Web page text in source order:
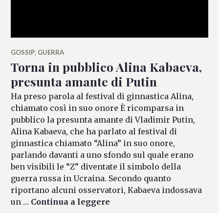
GOSSIP, GUERRA
Torna in pubblico Alina Kabaeva,
presunta amante di Putin
Ha preso parola al festival di ginnastica Alina,
chiamato così in suo onore È ricomparsa in
pubblico la presunta amante di Vladimir Putin,
Alina Kabaeva, che ha parlato al festival di
ginnastica chiamato “Alina” in suo onore,
parlando davanti a uno sfondo sul quale erano
ben visibili le “Z” diventate il simbolo della
guerra russa in Ucraina. Secondo quanto
riportano alcuni osservatori, Kabaeva indossava
un … Continua a leggere